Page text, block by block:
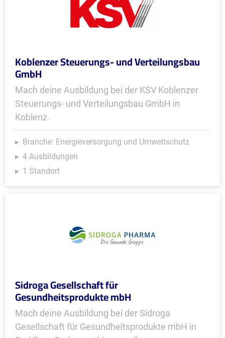
Koblenzer Steuerungs- und Verteilungsbau
GmbH
Mach deine Ausbildung bei der KSV Koblenzer
Steuerungs- und Verteilungsbau GmbH in
Koblenz.
Branche: Energieversorgung und Umweltschutz
4 Ausbildungen
1 Standort
Sidroga Gesellschaft für
Gesundheitsprodukte mbH
Mach deine Ausbildung bei der Sidroga
Gesellschaft für Gesundheitsprodukte mbH in